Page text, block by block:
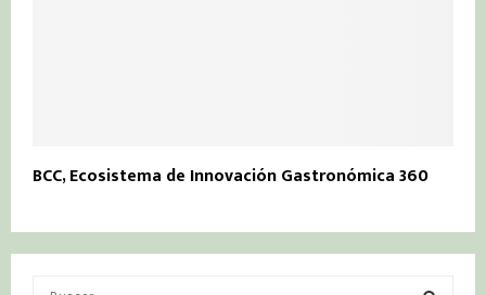
BCC, Ecosistema de Innovación Gastronómica 360º